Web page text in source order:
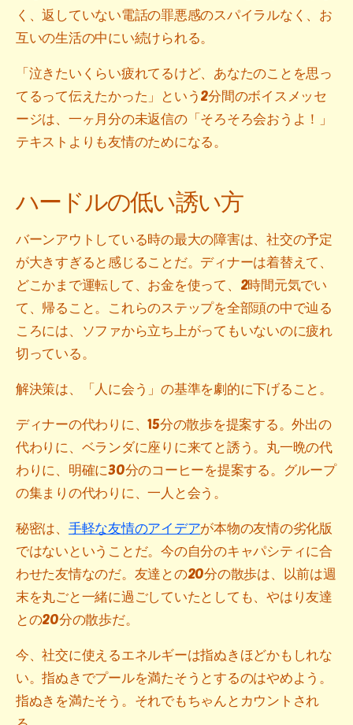
く、返していない電話の罪悪感のスパイラルなく、お
互いの生活の中にい続けられる。
「泣きたいくらい疲れてるけど、あなたのことを思っ
てるって伝えたかった」という2分間のボイスメッセ
ージは、一ヶ月分の未返信の「そろそろ会おうよ！」
テキストよりも友情のためになる。
ハードルの低い誘い方
バーンアウトしている時の最大の障害は、社交の予定
が大きすぎると感じることだ。ディナーは着替えて、
どこかまで運転して、お金を使って、2時間元気でい
て、帰ること。これらのステップを全部頭の中で辿る
ころには、ソファから立ち上がってもいないのに疲れ
切っている。
解決策は、「人に会う」の基準を劇的に下げること。
ディナーの代わりに、15分の散歩を提案する。外出の
代わりに、ベランダに座りに来てと誘う。丸一晩の代
わりに、明確に30分のコーヒーを提案する。グループ
の集まりの代わりに、一人と会う。
秘密は、 手軽な友情のアイデアが本物の友情の劣化版
ではないということだ。今の自分のキャパシティに合
わせた友情なのだ。友達との20分の散歩は、以前は週
末を丸ごと一緒に過ごしていたとしても、やはり友達
との20分の散歩だ。
今、社交に使えるエネルギーは指ぬきほどかもしれな
い。指ぬきでプールを満たそうとするのはやめよう。
指ぬきを満たそう。それでもちゃんとカウントされ